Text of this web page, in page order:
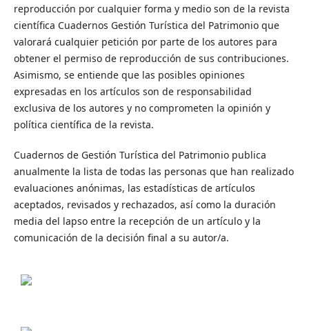
reproducción por cualquier forma y medio son de la revista
científica Cuadernos Gestión Turística del Patrimonio que
valorará cualquier petición por parte de los autores para
obtener el permiso de reproducción de sus contribuciones.
Asimismo, se entiende que las posibles opiniones
expresadas en los artículos son de responsabilidad
exclusiva de los autores y no comprometen la opinión y
política científica de la revista.
Cuadernos de Gestión Turística del Patrimonio publica
anualmente la lista de todas las personas que han realizado
evaluaciones anónimas, las estadísticas de artículos
aceptados, revisados y rechazados, así como la duración
media del lapso entre la recepción de un artículo y la
comunicación de la decisión final a su autor/a.